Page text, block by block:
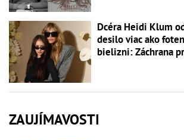
Dcéra Heidi Klum
desilo viac ako
bielizni: Záchrana
ZAUJÍMAVOSTI